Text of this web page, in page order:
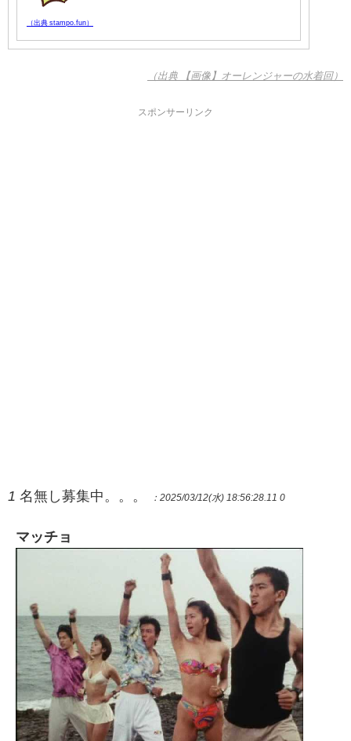
（出典 stampo.fun）
（出典 【画像】オーレンジャーの水着回）
スポンサーリンク
1 名無し募集中。。。 ：2025/03/12(水) 18:56:28.11 0
マッチョ